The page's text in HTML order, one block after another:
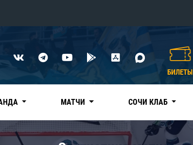
Нефтехимик
БИЛЕТЫ
МАТЧИ СОЧИ КЛАБ